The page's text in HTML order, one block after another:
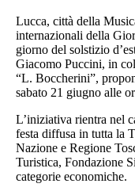
Lucca, città della
internazionali della
giorno del solstizio
Giacomo Puccini, in
“L. Boccherini”,
sabato 21 giugno alle
L’iniziativa rientra nel
festa diffusa in tutta la
Nazione e Regione
Turistica, Fondazione
categorie economiche.